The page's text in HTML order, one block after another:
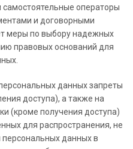
самостоятельные операторы
и договорными
меры по выбору надежных
правовых оснований для
данных запреты
доступа), а также на
(кроме получения доступа)
для распространения, не
персональных данных в